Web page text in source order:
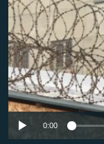
No
0:00